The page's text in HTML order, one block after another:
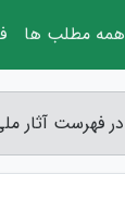
در فهرست
همه مطلب ها